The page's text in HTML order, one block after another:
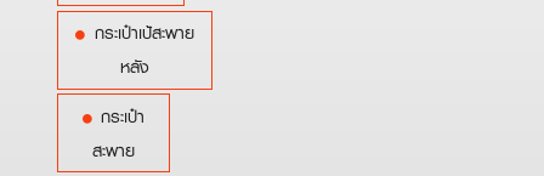
กระเป๋าเป้สะพาย
หลัง
กระเป๋า
สะพาย